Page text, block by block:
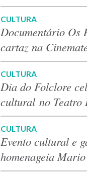
CULTURA
Documentário Os
cartaz na
CULTURA
Dia do Folclore
cultural no Teatro
CULTURA
Evento cultural e
homenageia